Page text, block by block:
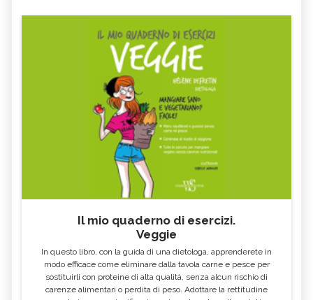
Il mio quaderno di esercizi.
Veggie
In questo libro, con la guida di una dietologa, apprenderete in
modo efficace come eliminare dalla tavola carne e pesce per
sostituirli con proteine di alta qualità, senza alcun rischio di
carenze alimentari o perdita di peso. Adottare la rettitudine